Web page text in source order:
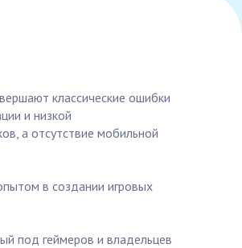
классические ошибки
и низкой
а отсутствие мобильной
в создании игровых
под геймеров и владельцев